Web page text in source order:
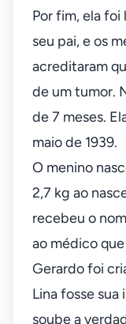
Por fim, ela foi
seu pai, e os
acreditaram
de um tumor.
de 7 meses.
maio de 1939.
O menino
2,7 kg ao
recebeu o
ao médico
Gerardo foi
Lina fosse sua
soube a